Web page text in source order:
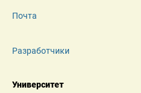
Почта
Разработчики
Университет